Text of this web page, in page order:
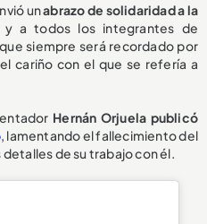
unabrazo de solidaridad a la
y a todos los integrantes de
siempre será recordado por
cariño con el que se refería a
Hernán Orjuela publicó
, lamentando el fallecimiento del
de su trabajo con él.